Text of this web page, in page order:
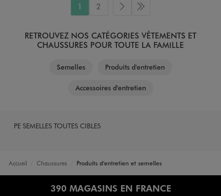
1 2 Page suivante
Dernière page
RETROUVEZ NOS CATÉGORIES VÊTEMENTS ET
CHAUSSURES POUR TOUTE LA FAMILLE
Semelles Produits d'entretien
Accessoires d'entretien
PE SEMELLES TOUTES CIBLES
Accueil Chaussures Produits d'entretien et semelles
390 MAGASINS EN FRANCE